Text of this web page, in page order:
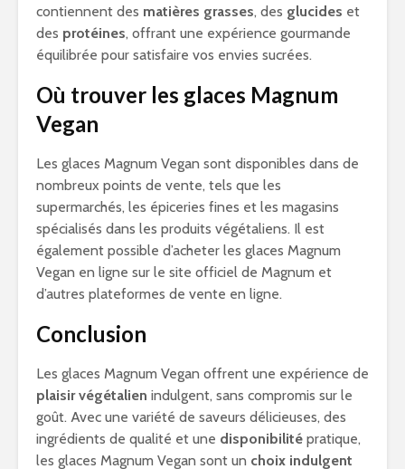
contiennent des matières grasses, des glucides et
des protéines, offrant une expérience gourmande
équilibrée pour satisfaire vos envies sucrées.
Où trouver les glaces Magnum
Vegan
Les glaces Magnum Vegan sont disponibles dans de
nombreux points de vente, tels que les
supermarchés, les épiceries fines et les magasins
spécialisés dans les produits végétaliens. Il est
également possible d’acheter les glaces Magnum
Vegan en ligne sur le site officiel de Magnum et
d’autres plateformes de vente en ligne.
Conclusion
Les glaces Magnum Vegan offrent une expérience de
plaisir végétalien indulgent, sans compromis sur le
goût. Avec une variété de saveurs délicieuses, des
ingrédients de qualité et une disponibilité pratique,
les glaces Magnum Vegan sont un choix indulgent